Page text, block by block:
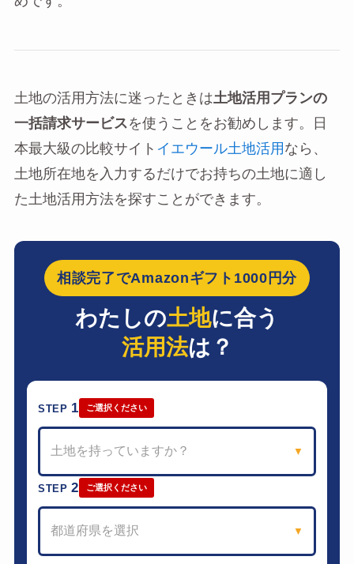
土地の活用方法に迷ったときは土地活用プランの
一括請求サービス を使うことをお勧めします。日
本最大級の比較サイト イエウール土地活用 なら、
土地所在地を入力するだけでお持ちの土地に適し
た土地活用方法を探すことができます。
相談完了でAmazonギフト1000円分
わたしの土地に合う
活用法は？
STEP 1 ご選択ください
土地を持っていますか？ ▼
STEP2 ご選択ください
都道府県を選択 ▼